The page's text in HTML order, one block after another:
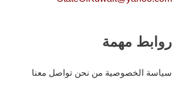
روابط مهمة
سياسة الخصوصية من نحن تواصل معنا